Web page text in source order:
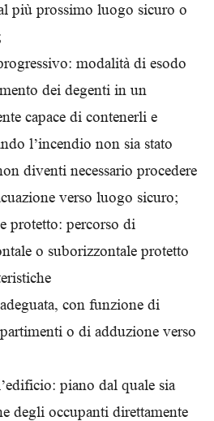
più prossimo luogo sicuro o
modalità di esodo
dei degenti in un
capace di contenerli e
l’incendio non sia stato
diventi necessario procedere
verso luogo sicuro;
protetto: percorso di
o suborizzontale protetto
con funzione di
o di adduzione verso
piano dal quale sia
degli occupanti direttamente